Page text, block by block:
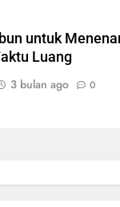
untuk
Luang
3 bulan ago 0